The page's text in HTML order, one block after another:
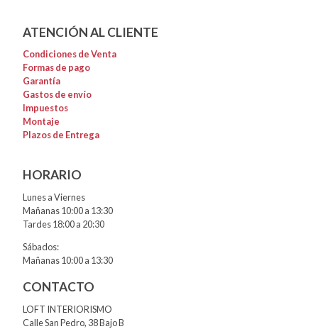
ATENCIÓN AL CLIENTE
Condiciones de Venta
Formas de pago
Garantía
Gastos de envío
Impuestos
Montaje
Plazos de Entrega
HORARIO
Lunes a Viernes
Mañanas 10:00 a 13:30
Tardes 18:00 a 20:30
Sábados:
Mañanas 10:00 a 13:30
CONTACTO
LOFT INTERIORISMO
Calle San Pedro, 38 Bajo B